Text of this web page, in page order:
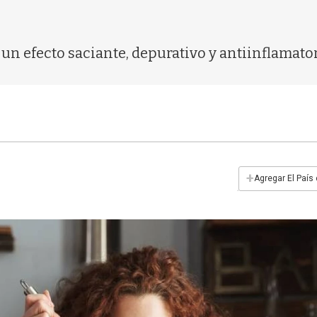
efecto saciante, depurativo y
+Agregar El País